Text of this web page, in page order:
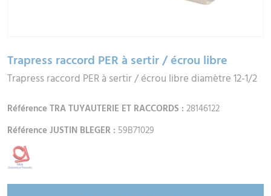
Trapress raccord PER à sertir / écrou libre
Trapress raccord PER à sertir / écrou libre diamètre 12-1/2
Référence TRA TUYAUTERIE ET RACCORDS : 28146122
Référence JUSTIN BLEGER : 59B71029